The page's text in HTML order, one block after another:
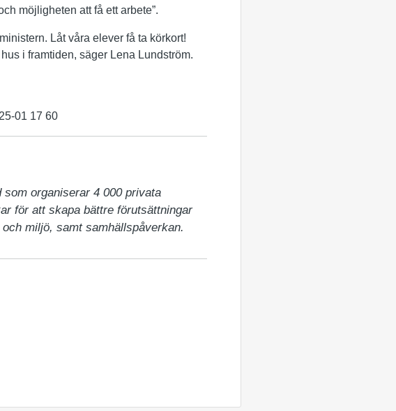
möjligheten att få ett arbete”.
Låt våra elever få ta körkort!
i framtiden, säger Lena Lundström.
01 17 60
organiserar 4 000 privata
för att skapa bättre förutsättningar
miljö, samt samhällspåverkan.